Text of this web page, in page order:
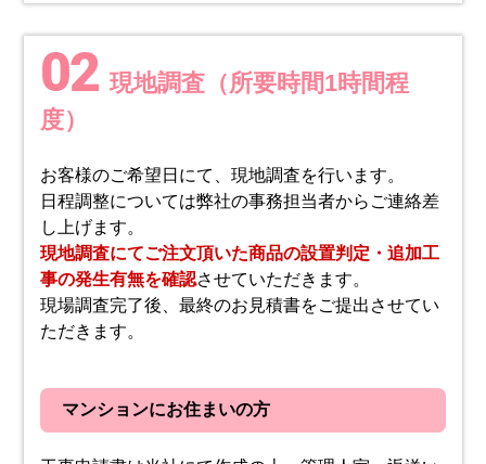
02 現地調査（所要時間1時間程
度）
お客様のご希望日にて、現地調査を行います。
日程調整については弊社の事務担当者からご連絡差
し上げます。
現地調査にてご注文頂いた商品の設置判定・追加工
事の発生有無を確認させていただきます。
現場調査完了後、最終のお見積書をご提出させてい
ただきます。
マンションにお住まいの方